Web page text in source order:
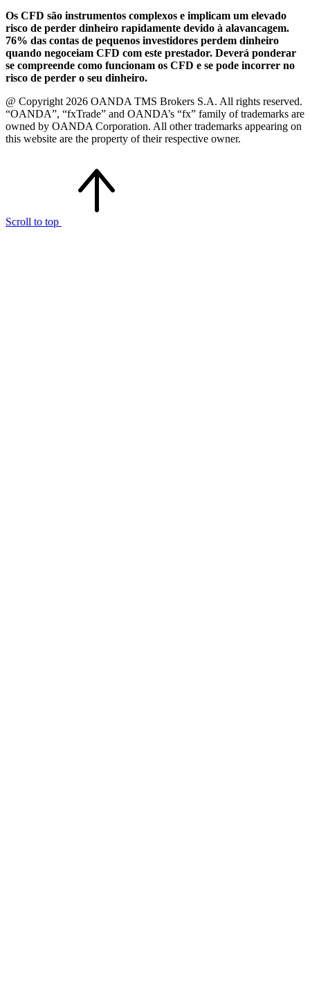
Os CFD são instrumentos complexos e implicam um elevado
risco de perder dinheiro rapidamente devido à alavancagem.
76% das contas de pequenos investidores perdem dinheiro
quando negoceiam CFD com este prestador. Deverá ponderar
se compreende como funcionam os CFD e se pode incorrer no
risco de perder o seu dinheiro.
@ Copyright 2026 OANDA TMS Brokers S.A. All rights reserved.
“OANDA”, “fxTrade” and OANDA’s “fx” family of trademarks are
owned by OANDA Corporation. All other trademarks appearing on
this website are the property of their respective owner.
Scroll to top